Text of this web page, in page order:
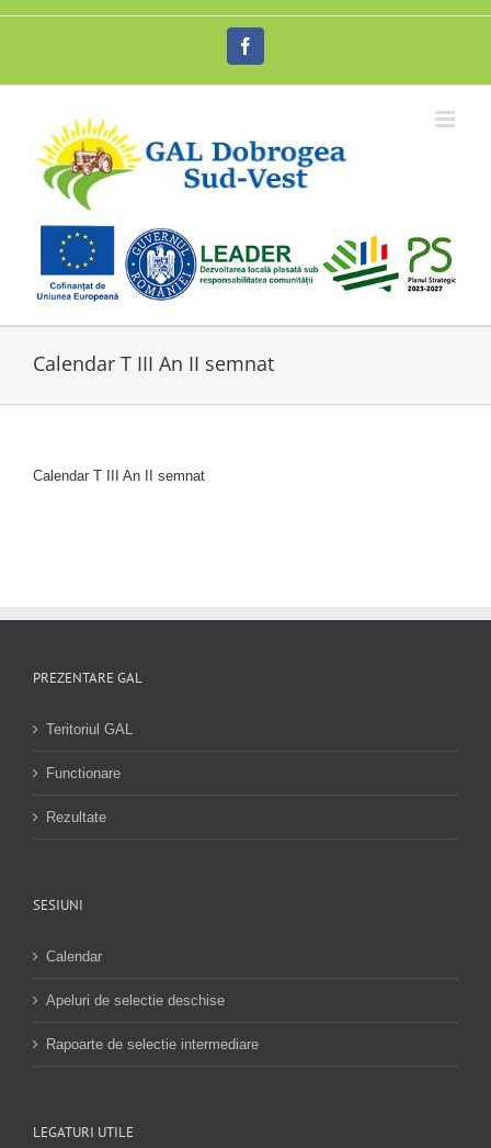
Calendar T III An II semnat
Calendar T III An II semnat
PREZENTARE GAL
Teritoriul GAL
Functionare
Rezultate
SESIUNI
Calendar
Apeluri de selectie deschise
Rapoarte de selectie intermediare
LEGATURI UTILE